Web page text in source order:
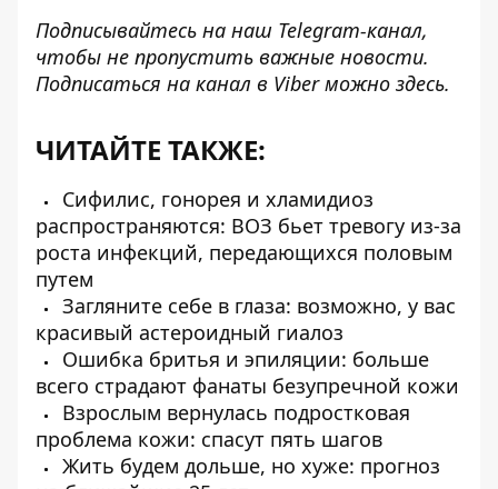
Подписывайтесь на наш Telegram-канал,
чтобы не пропустить важные новости.
Подписаться на канал в Viber можно здесь.
ЧИТАЙТЕ ТАКЖЕ:
Сифилис, гонорея и хламидиоз
распространяются: ВОЗ бьет тревогу из-за
роста инфекций, передающихся половым
путем
Загляните себе в глаза: возможно, у вас
красивый астероидный гиалоз
Ошибка бритья и эпиляции: больше
всего страдают фанаты безупречной кожи
Взрослым вернулась подростковая
проблема кожи: спасут пять шагов
Жить будем дольше, но хуже: прогноз